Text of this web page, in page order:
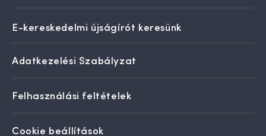
E-kereskedelmi újságírót keresünk
Adatkezelési Szabályzat
Felhasználási feltételek
Cookie beállítások